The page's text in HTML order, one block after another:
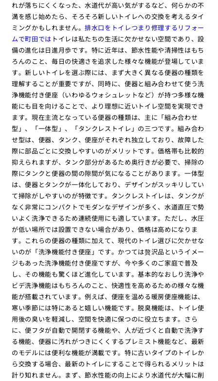
れが落ちにくくなった、水道代が高い気がするなど、何らかの不
満を感じ始めたら、そろそろ新しいトイレへの交換を考えるタイ
ミングかもしれません。排水口をトイレつまり修理するリフォー
ムで町田では トイレは私たちの生活に欠かせない空間であり、設
備の進化は日進月歩です。特に近年は、節水性能や清掃性はもち
ろんのこと、毎日の快適さを追求した様々な機能が登場していま
す。新しいトイレを選ぶ際には、まず大きく異なる便器の種類を
理解することが重要ですが、同時に、便器と組み合わせて使う洗
浄機能付き便座（いわゆるウォシュレットなど）が持つ多様な機
能にも目を向けることで、より理想に近いトイレ空間を実現でき
ます。現在主流となっている便器の種類は、主に「組み合わせ
型」、「一体型」、「タンクレストイレ」の三つです。組み合わ
せ型は、便器、タンク、便座がそれぞれ独立しており、故障した
際に部品ごとに交換しやすいのがメリットです。価格帯も比較的
抑えられますが、タンク部分があるため奥行きが必要で、掃除の
際にタンクと便器の間の隙間が気になることがあります。一体型
は、便器とタンクが一体化しており、デザインがスッキリしてい
て掃除がしやすいのが特徴です。タンクレストイレは、タンクが
なく非常にコンパクトでモダンなデザインが多く、水道直圧で勢
いよく洗浄できるため連続使用にも適しています。ただし、水圧
が低い場所では設置できない場合があり、価格は高めになりま
す。これらの便器の種類に加えて、現代のトイレ選びに欠かせな
いのが「洗浄機能付き便座」です。かつては贅沢品というイメー
ジもあった洗浄機能付き便座ですが、今や多くのご家庭で普及
し、その機能も驚くほど進化しています。基本的なおしり洗浄や
ビデ洗浄機能はもちろんのこと、快適性を高めるための様々な機
能が搭載されています。例えば、便座を温める暖房便座機能は、
寒い季節には特にあると嬉しい機能です。脱臭機能は、トイレ使
用後の臭いを軽減し、空間を快適に保つのに役立ちます。さら
に、便フタが自動で開閉する機能や、人が近づくと自動で洗浄す
る機能、便器に汚れがつきにくくするプレミスト機能など、最新
のモデルには便利な機能が満載です。特に古いタイプのトイレか
ら交換する場合、最新のトイレにすることで得られるメリットは
計り知れません。まず、節水性能の向上により水道代が大幅に削